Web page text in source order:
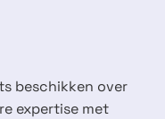
beschikken over
expertise met